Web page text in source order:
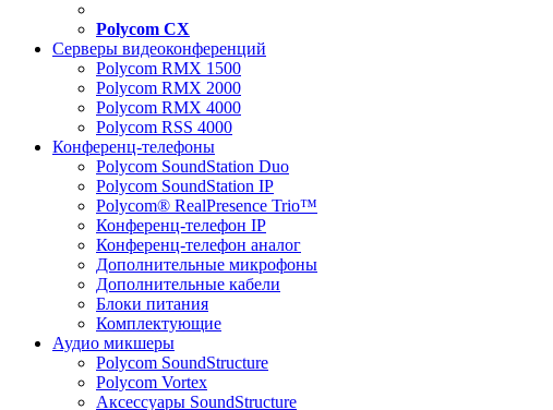
Polycom CX
Серверы видеоконференций
Polycom RMX 1500
Polycom RMX 2000
Polycom RMX 4000
Polycom RSS 4000
Конференц-телефоны
Polycom SoundStation Duo
Polycom SoundStation IP
Polycom® RealPresence Trio™
Конференц-телефон IP
Конференц-телефон аналог
Дополнительные микрофоны
Дополнительные кабели
Блоки питания
Комплектующие
Аудио микшеры
Polycom SoundStructure
Polycom Vortex
Аксессуары SoundStructure